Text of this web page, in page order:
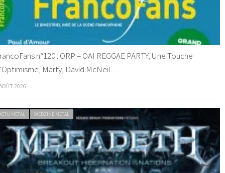
n°120 : ORP – OAI REGGAE PARTY, Une Touche
Marty, David McNeil…
2026
METAL WEBZINE METAL